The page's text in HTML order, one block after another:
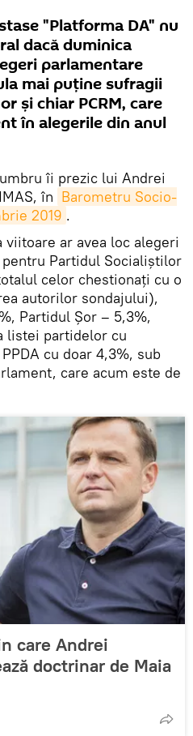
"Platforma DA" nu
dacă duminica
parlamentare
mai puține sufragii
și chiar PCRM, care
în alegerile din anul
îi prezic lui Andrei
în Barometru Socio-
2019 .
viitoare ar avea loc alegeri
Partidul Socialiștilor
celor chestionați cu o
autorilor sondajului),
Partidul Șor – 5,3%,
listei partidelor cu
cu doar 4,3%, sub
care acum este de
care Andrei
doctrinar de Maia